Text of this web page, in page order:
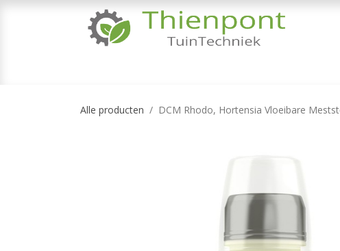
Alle producten DCM Rhodo, Hortensia Vloeibare